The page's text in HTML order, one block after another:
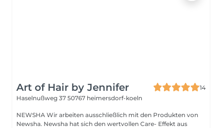
Art of Hair by Jennifer
14
Haselnußweg 37 50767 heimersdorf-koeln
NEWSHA Wir arbeiten ausschließlich mit den Produkten von
Newsha. Newsha hat sich den wertvollen Care- Effekt aus